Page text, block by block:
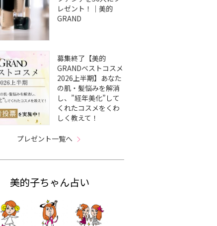
レゼント！｜美的
GRAND
募集終了【美的
GRANDベストコスメ
2026上半期】あなた
の肌・髪悩みを解消
し、”経年美化”して
くれたコスメをくわ
しく教えて！
プレゼント一覧へ
美的子ちゃん占い